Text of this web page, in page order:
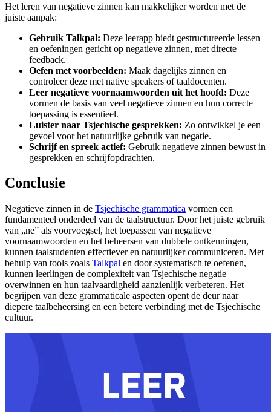
Het leren van negatieve zinnen kan makkelijker worden met de
juiste aanpak:
Gebruik Talkpal: Deze leerapp biedt gestructureerde lessen
en oefeningen gericht op negatieve zinnen, met directe
feedback.
Oefen met voorbeelden: Maak dagelijks zinnen en
controleer deze met native speakers of taaldocenten.
Leer negatieve voornaamwoorden uit het hoofd: Deze
vormen de basis van veel negatieve zinnen en hun correcte
toepassing is essentieel.
Luister naar Tsjechische gesprekken: Zo ontwikkel je een
gevoel voor het natuurlijke gebruik van negatie.
Schrijf en spreek actief: Gebruik negatieve zinnen bewust in
gesprekken en schrijfopdrachten.
Conclusie
Negatieve zinnen in de Tsjechische grammatica vormen een
fundamenteel onderdeel van de taalstructuur. Door het juiste gebruik
van „ne” als voorvoegsel, het toepassen van negatieve
voornaamwoorden en het beheersen van dubbele ontkenningen,
kunnen taalstudenten effectiever en natuurlijker communiceren. Met
behulp van tools zoals Talkpal en door systematisch te oefenen,
kunnen leerlingen de complexiteit van Tsjechische negatie
overwinnen en hun taalvaardigheid aanzienlijk verbeteren. Het
begrijpen van deze grammaticale aspecten opent de deur naar
diepere taalbeheersing en een betere verbinding met de Tsjechische
cultuur.